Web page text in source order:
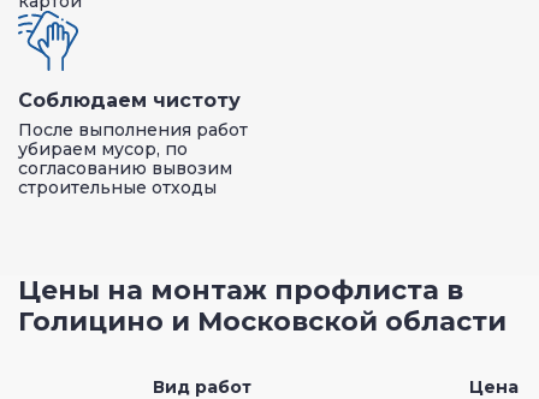
Соблюдаем чистоту
После выполнения работ
убираем мусор, по
согласованию вывозим
строительные отходы
Цены на монтаж профлиста в
Голицино и Московской области
Вид работ
Цена